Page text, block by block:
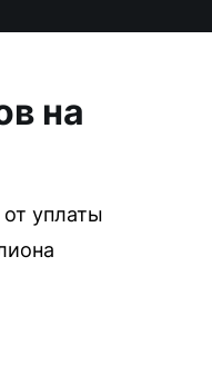
на
уплаты